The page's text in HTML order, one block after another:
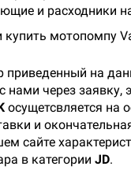
и расходники
купить мотопомпу
приведенный на
нами через заявку,
осущетсвляется на
и
сайте
в категории JD.